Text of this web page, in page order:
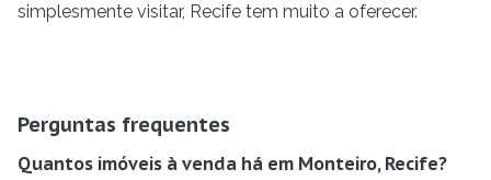
simplesmente visitar, Recife tem muito a oferecer.
Perguntas frequentes
Quantos imóveis à venda há em Monteiro, Recife?